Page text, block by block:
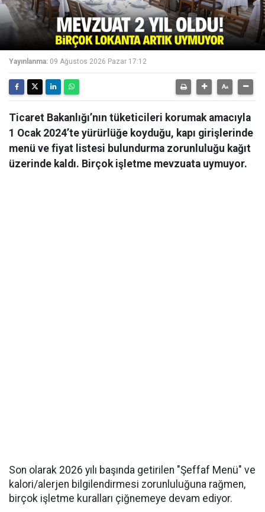
Yayınlanma: 09 Ağustos 2026 Pazar 17:12
Ticaret Bakanlığı’nın tüketicileri korumak amacıyla
1 Ocak 2024’te yürürlüğe koyduğu, kapı girişlerinde
menü ve fiyat listesi bulundurma zorunluluğu kağıt
üzerinde kaldı. Birçok işletme mevzuata uymuyor.
Son olarak 2026 yılı başında getirilen "Şeffaf Menü" ve
kalori/alerjen bilgilendirmesi zorunluluğuna rağmen,
birçok işletme kuralları çiğnemeye devam ediyor.